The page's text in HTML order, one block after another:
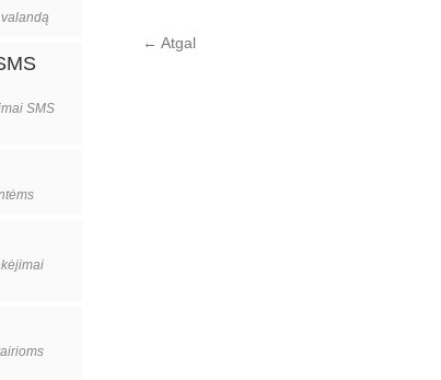
SMS
← Atgal